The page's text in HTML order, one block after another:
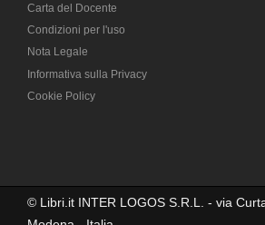
Carta del Docente
Condizioni per l'uso
Nota Legale
Informativa sulla Privacy
Cookie Policy
© Libri.it INTER LOGOS S.R.L. - via